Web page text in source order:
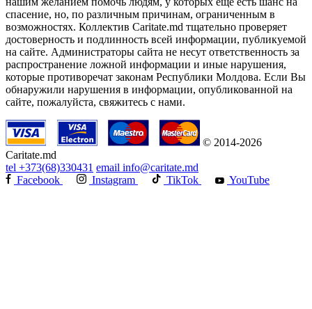
спасение, но, по различным причинам, ограниченным в
возможностях. Коллектив Caritate.md тщательно проверяет
достоверность и подлинность всей информации, публикуемой
на сайте. Администраторы сайта не несут ответственность за
распространение ложной информации и иные нарушения,
которые противоречат законам Республики Молдова. Если Вы
обнаружили нарушения в информации, опубликованной на
сайте, пожалуйста, свяжитесь с нами.
© 2014-2026
Caritate.md
tel +373(68)330431 email info@caritate.md
Facebook
Instagram TikTok YouTube